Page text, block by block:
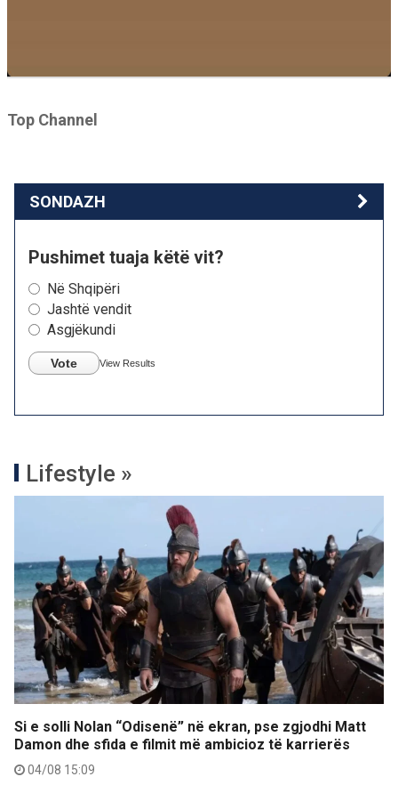
Top Channel
SONDAZH
Pushimet tuaja këtë vit?
Në Shqipëri
Jashtë vendit
Asgjëkundi
Vote View Results
Lifestyle »
Si e solli Nolan “Odisenë” në ekran, pse zgjodhi Matt
Damon dhe sfida e filmit më ambicioz të karrierës
04/08 15:09